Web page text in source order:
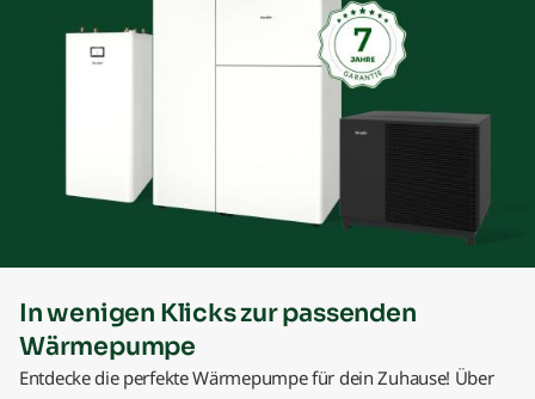
In wenigen Klicks zur passenden
Wärmepumpe
Entdecke die perfekte Wärmepumpe für dein Zuhause! Über